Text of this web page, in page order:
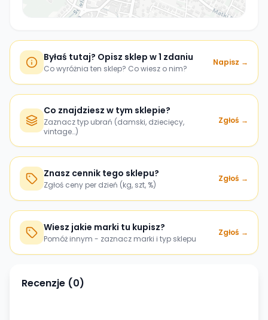
Byłaś tutaj? Opisz sklep w 1 zdaniu
Co wyróżnia ten sklep? Co wiesz o nim?
Napisz →
Co znajdziesz w tym sklepie?
Zaznacz typ ubrań (damski, dziecięcy,
vintage…)
Zgłoś →
Znasz cennik tego sklepu?
Zgłoś ceny per dzień (kg, szt, %)
Zgłoś →
Wiesz jakie marki tu kupisz?
Pomóż innym - zaznacz marki i typ sklepu
Zgłoś →
Recenzje (0)